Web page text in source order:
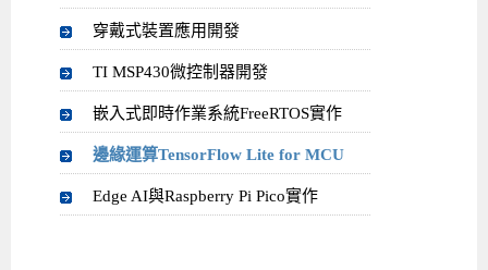
穿戴式裝置應用開發
TI MSP430微控制器開發
嵌入式即時作業系統FreeRTOS實作
邊緣運算TensorFlow Lite for MCU
Edge AI與Raspberry Pi Pico實作